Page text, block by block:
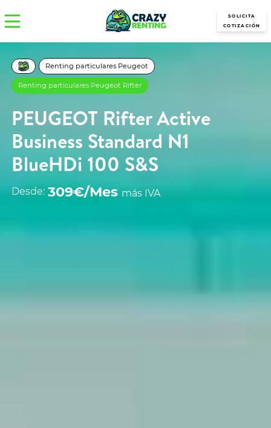
SOLICITA
COTIZACIÓN
Renting particulares Peugeot
Renting particulares Peugeot Rifter
PEUGEOT Rifter Active
Business Standard N1
BlueHDi 100 S&S
Desde: 309€/Mesmás IVA